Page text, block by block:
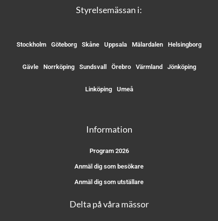
Styrelsemässan i:
Stockholm Göteborg Skåne Uppsala Mälardalen Helsingborg
Gävle Norrköping Sundsvall Örebro Värmland Jönköping
Linköping Umeå
Information
Program 2026
Anmäl dig som besökare
Anmäl dig som utställare
Delta på våra mässor